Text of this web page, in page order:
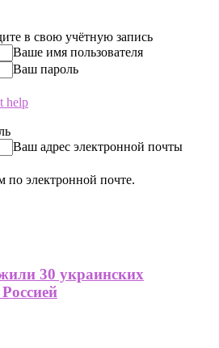
в свою учётную запись
Ваше имя пользователя
Ваш пароль
help
Ваш адрес электронной почты
по электронной почте.
30 украинских